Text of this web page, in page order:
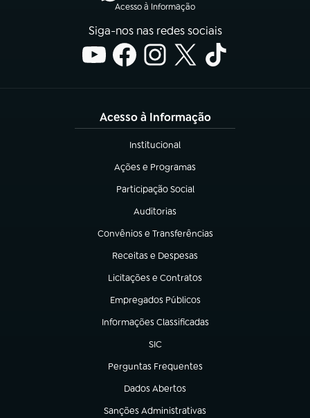
Acesso à Informação
Siga-nos nas redes sociais
Acesso à Informação
Institucional
(abre em nova aba)
Ações e Programas
(abre em nova aba)
Participação Social
(abre em nova aba)
Auditorias
(abre em nova aba)
Convênios e Transferências
(abre em nova aba)
Receitas e Despesas
(abre em nova aba)
Licitações e Contratos
(abre em nova aba)
Empregados Públicos
(abre em nova aba)
Informações Classificadas
(abre em nova aba)
SIC
(abre em nova aba)
Perguntas Frequentes
(abre em nova aba)
Dados Abertos
(abre em nova aba)
Sanções Administrativas
(abre em nova aba)